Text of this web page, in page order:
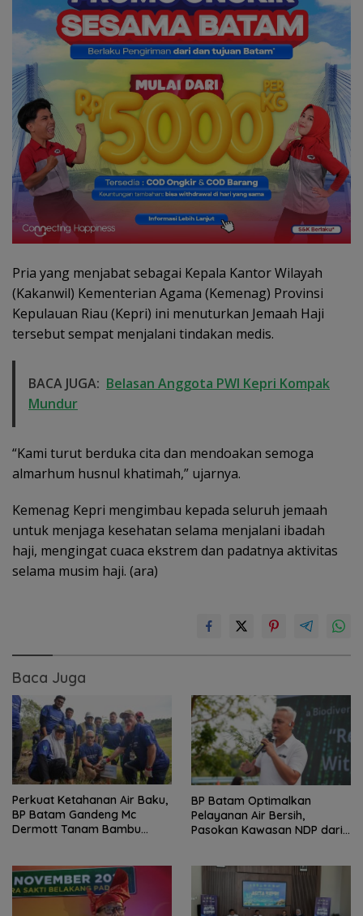
Pria yang menjabat sebagai Kepala Kantor Wilayah
(Kakanwil) Kementerian Agama (Kemenag) Provinsi
Kepulauan Riau (Kepri) ini menuturkan Jemaah Haji
tersebut sempat menjalani tindakan medis.
BACA JUGA: Belasan Anggota PWI Kepri Kompak
Mundur
“Kami turut berduka cita dan mendoakan semoga
almarhum husnul khatimah,” ujarnya.
Kemenag Kepri mengimbau kepada seluruh jemaah
untuk menjaga kesehatan selama menjalani ibadah
haji, mengingat cuaca ekstrem dan padatnya aktivitas
selama musim haji. (ara)
Baca Juga
Perkuat Ketahanan Air Baku,
BP Batam Gandeng Mc
Dermott Tanam Bambu
BP Batam Optimalkan
Pelayanan Air Bersih,
Pasokan Kawasan NDP dari